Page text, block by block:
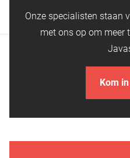
Onze specialisten staan
met ons op om meer
Kom